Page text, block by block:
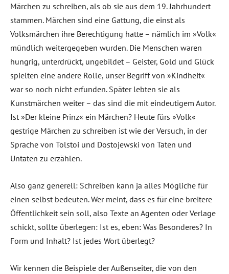
Märchen zu schreiben, als ob sie aus dem 19. Jahrhundert
stammen. Märchen sind eine Gattung, die einst als
Volksmärchen ihre Berechtigung hatte – nämlich im »Volk«
mündlich weitergegeben wurden. Die Menschen waren
hungrig, unterdrückt, ungebildet – Geister, Gold und Glück
spielten eine andere Rolle, unser Begriff von »Kindheit«
war so noch nicht erfunden. Später lebten sie als
Kunstmärchen weiter – das sind die mit eindeutigem Autor.
Ist »Der kleine Prinz« ein Märchen? Heute fürs »Volk«
gestrige Märchen zu schreiben ist wie der Versuch, in der
Sprache von Tolstoi und Dostojewski von Taten und
Untaten zu erzählen.
Also ganz generell: Schreiben kann ja alles Mögliche für
einen selbst bedeuten. Wer meint, dass es für eine breitere
Öffentlichkeit sein soll, also Texte an Agenten oder Verlage
schickt, sollte überlegen: Ist es, eben: Was Besonderes? In
Form und Inhalt? Ist jedes Wort überlegt?
Wir kennen die Beispiele der Außenseiter, die von den